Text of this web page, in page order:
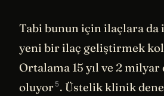
Tabi bunun için ilaçlara da
yeni bir ilaç geliştirmek
Ortalama 15 yıl ve 2 milyar
oluyor5. Üstelik klinik